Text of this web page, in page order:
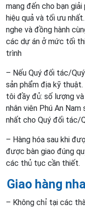
mang đến cho bạn
hiệu quả và tối ưu
nghe và đồng hành
các dự án ở mức tối
trình
– Nếu Quý đối tác/
sản phẩm địa kỹ
tôi đầy đủ: số lượng
nhân viên Phú An
nhất cho Quý đối tác/
– Hàng hóa sau khi
được bàn giao đúng
các thủ tục cần thiết.
Giao hàng
– Không chỉ tại các